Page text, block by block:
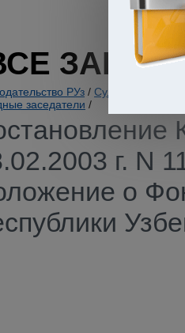
РУз / Судебная
заседатели /
г. N
о